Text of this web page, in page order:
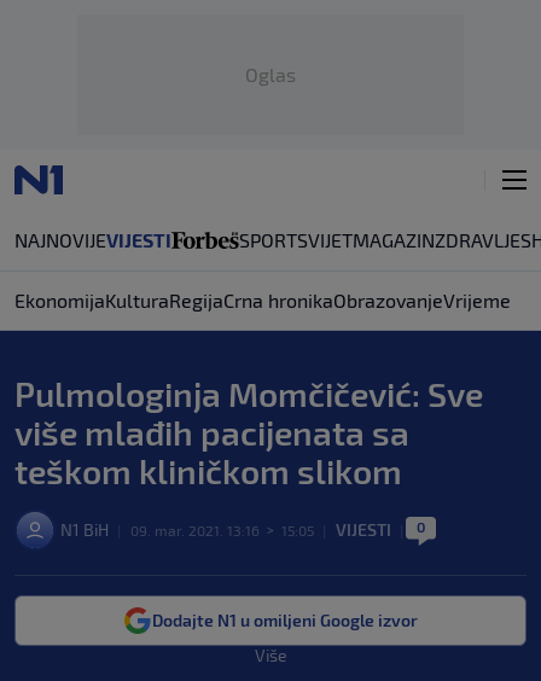
Oglas
NAJNOVIJEVIJESTI SPORTSVIJETMAGAZINZDRAVLJE
EkonomijaKulturaRegijaCrna hronikaObrazovanjeVrijeme
Pulmologinja Momčičević: Sve
više mlađih pacijenata sa
teškom kliničkom slikom
N1 BiH 09. mar. 2021. 13:16 > 15:05 VIJESTI 0
Dodajte N1 u omiljeni Google izvor
Više